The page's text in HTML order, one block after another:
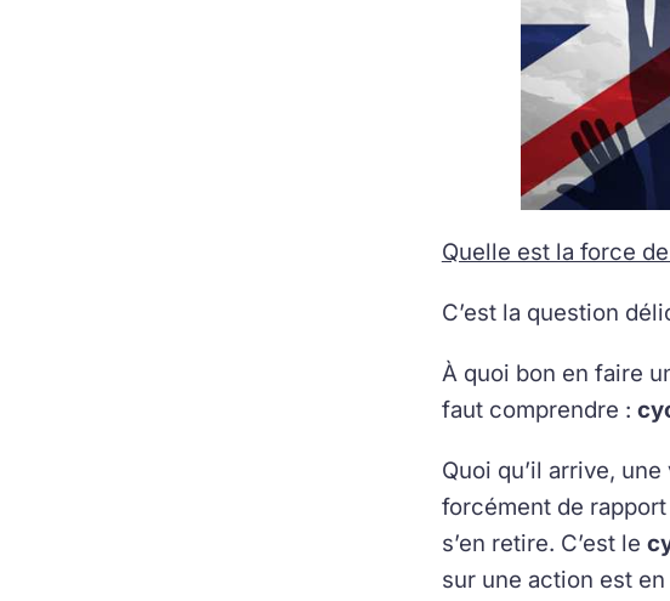
Quelle est la force
C’est la question
À quoi bon en faire
faut comprendre :
Quoi qu’il arrive,
forcément de
s’en retire. C’est le
sur une action est